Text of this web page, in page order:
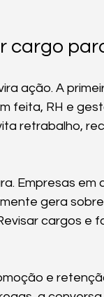
cargo
ação. A
feita, RH e
retrabalho,
Empresas em
gera
cargos e
e